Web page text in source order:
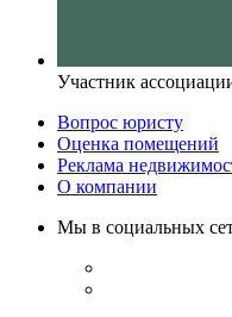
Участник
Вопрос юристу
Оценка помещений
Реклама
О компании
Мы в социальных